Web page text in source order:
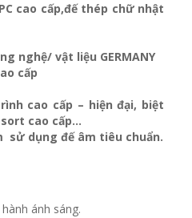
cao cấp,đế thép chữ nhật
nghệ/ vật liệu GERMANY
cấp
cao cấp – hiện đại, biệt
cao cấp…
sử dụng đế âm tiêu chuẩn.
ánh sáng.